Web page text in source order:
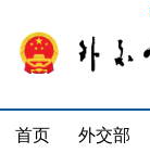
首页 外交部